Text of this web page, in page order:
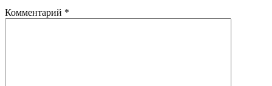
Комментарий *